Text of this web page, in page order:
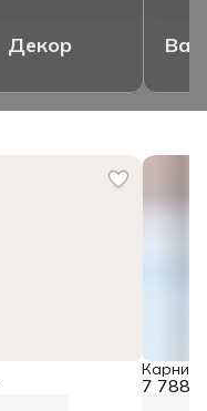
Декор
7 788 ₽
Карниз